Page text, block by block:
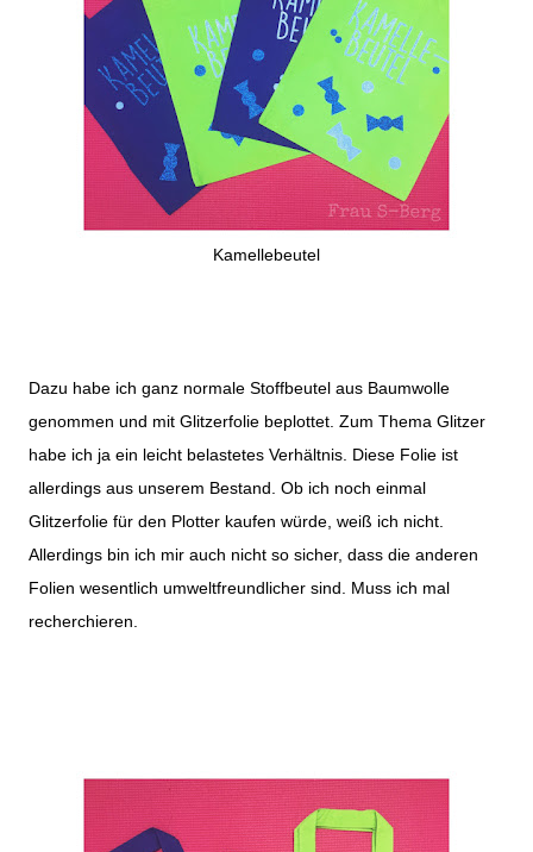
Kamellebeutel
Dazu habe ich ganz normale Stoffbeutel aus Baumwolle
genommen und mit Glitzerfolie beplottet. Zum Thema Glitzer
habe ich ja ein leicht belastetes Verhältnis. Diese Folie ist
allerdings aus unserem Bestand. Ob ich noch einmal
Glitzerfolie für den Plotter kaufen würde, weiß ich nicht.
Allerdings bin ich mir auch nicht so sicher, dass die anderen
Folien wesentlich umweltfreundlicher sind. Muss ich mal
recherchieren.